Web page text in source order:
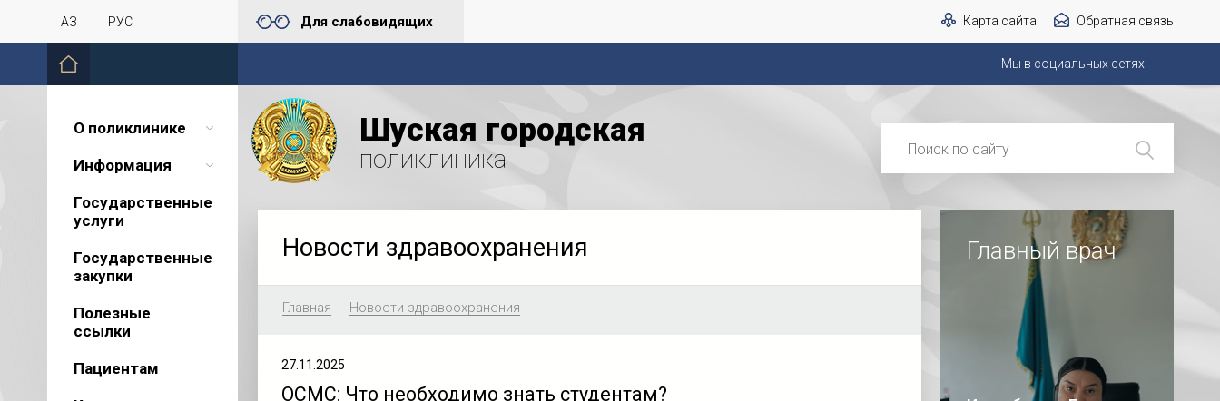
ҚАЗ РУС Для слабовидящих Карта сайта Обратная связь
Мы в социальных сетях
О поликлинике
Информация
Государственные
услуги
Государственные
закупки
Полезные
ссылки
Пациентам
Шуская городская
поликлиника
Новости здравоохранения
Главная Новости здравоохранения
27.11.2025
ОСМС: Что необходимо знать студентам?
Главный врач